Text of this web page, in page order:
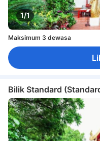
1/1
Maksimum 3 dewasa
Bilik Standard